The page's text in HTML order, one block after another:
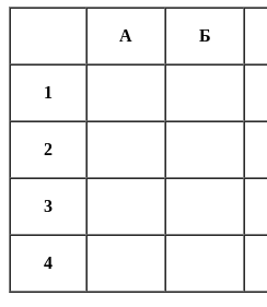
А Б
1
2
3
4